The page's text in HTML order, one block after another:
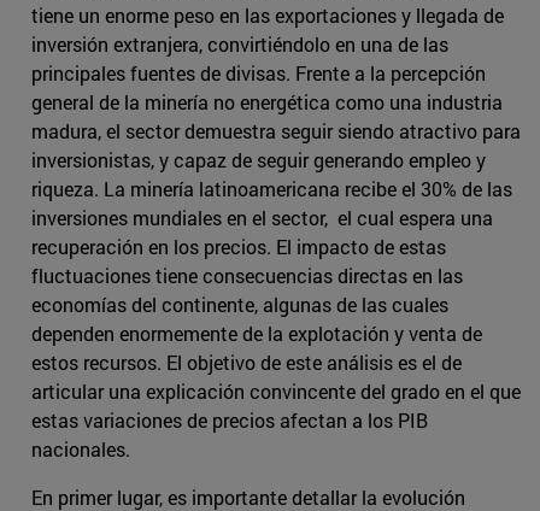
tiene un enorme peso en las exportaciones y llegada de
inversión extranjera, convirtiéndolo en una de las
principales fuentes de divisas. Frente a la percepción
general de la minería no energética como una industria
madura, el sector demuestra seguir siendo atractivo para
inversionistas, y capaz de seguir generando empleo y
riqueza. La minería latinoamericana recibe el 30% de las
inversiones mundiales en el sector, el cual espera una
recuperación en los precios. El impacto de estas
fluctuaciones tiene consecuencias directas en las
economías del continente, algunas de las cuales
dependen enormemente de la explotación y venta de
estos recursos. El objetivo de este análisis es el de
articular una explicación convincente del grado en el que
estas variaciones de precios afectan a los PIB
nacionales.
En primer lugar, es importante detallar la evolución